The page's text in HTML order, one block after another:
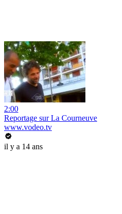
2:00
Reportage sur La Courneuve
www.vodeo.tv
il y a 14 ans